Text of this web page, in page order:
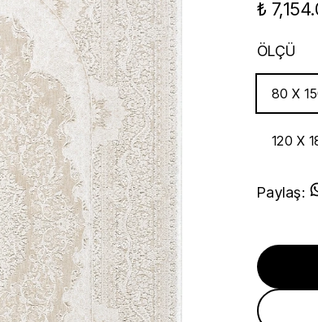
₺
ÖLÇÜ
80 X
120 X
Paylaş: